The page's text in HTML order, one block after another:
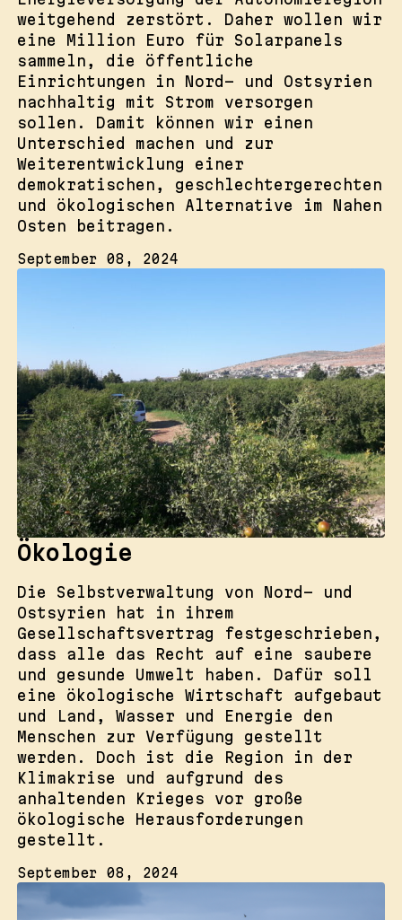
weitgehend zerstört. Daher wollen wir
eine Million Euro für Solarpanels
sammeln, die öffentliche
Einrichtungen in Nord- und Ostsyrien
nachhaltig mit Strom versorgen
sollen. Damit können wir einen
Unterschied machen und zur
Weiterentwicklung einer
demokratischen, geschlechtergerechten
und ökologischen Alternative im Nahen
Osten beitragen.
September 08, 2024
Ökologie
Die Selbstverwaltung von Nord- und
Ostsyrien hat in ihrem
Gesellschaftsvertrag festgeschrieben,
dass alle das Recht auf eine saubere
und gesunde Umwelt haben. Dafür soll
eine ökologische Wirtschaft aufgebaut
und Land, Wasser und Energie den
Menschen zur Verfügung gestellt
werden. Doch ist die Region in der
Klimakrise und aufgrund des
anhaltenden Krieges vor große
ökologische Herausforderungen
gestellt.
September 08, 2024